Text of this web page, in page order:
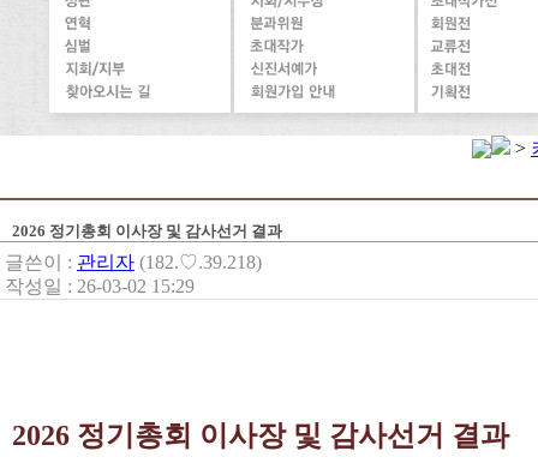
>
2026 정기총회 이사장 및 감사선거 결과
글쓴이 : 관리자 (182.♡.39.218)
작성일 : 26-03-02 15:29
2026 정기총회 이사장 및 감사선거 결과